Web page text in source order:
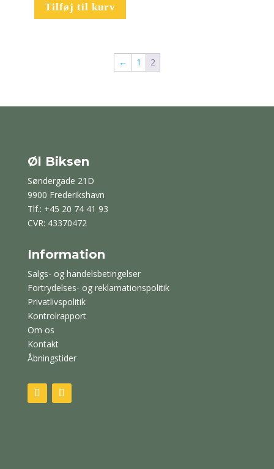
Tilføj til kurv
← 1 2
Øl Biksen
Søndergade 21D
9900 Frederikshavn
Tlf.: +45 20 74 41 93
CVR: 43370472
Information
Salgs- og handelsbetingelser
Fortrydelses- og reklamationspolitik
Privatlivspolitik
Kontrolrapport
Om os
Kontakt
Åbningstider